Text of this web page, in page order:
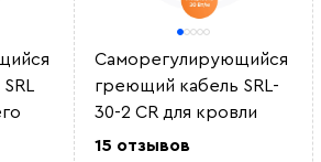
Саморегулирующийся
греющий кабель SRL-
30-2 CR для кровли
15 отзывов